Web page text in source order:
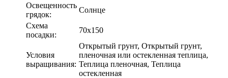
Освещенность
грядок:
Солнце
Схема
посадки:
70х150
Условия
выращивания:
Открытый грунт, Открытый грунт,
пленочная или остекленная теплица,
Теплица пленочная, Теплица
остекленная